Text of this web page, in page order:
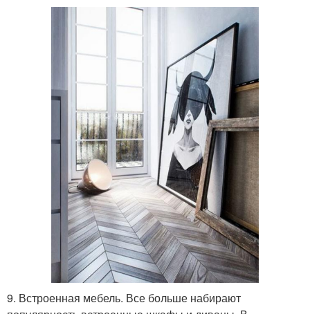
9. Встроенная мебель. Все больше набирают